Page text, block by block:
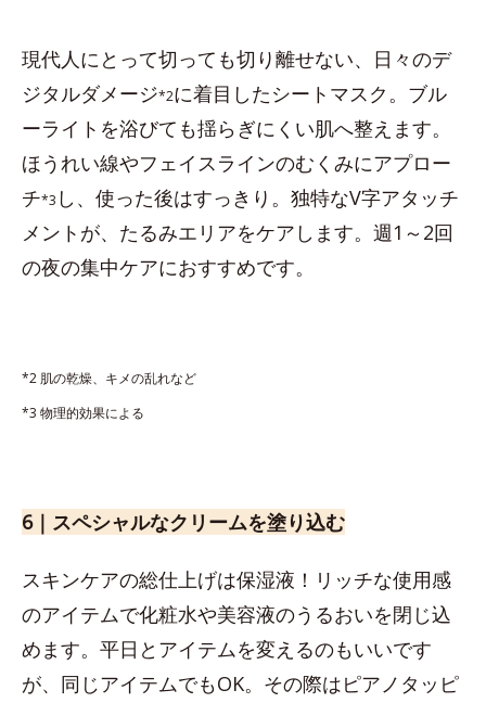
現代人にとって切っても切り離せない、日々のデ
ジタルダメージ*2に着目したシートマスク。ブル
ーライトを浴びても揺らぎにくい肌へ整えます。
ほうれい線やフェイスラインのむくみにアプロー
チ*3 し、使った後はすっきり。独特なV字アタッチ
メントが、たるみエリアをケアします。週1～2回
の夜の集中ケアにおすすめです。
*2 肌の乾燥、キメの乱れなど
*3 物理的効果による
6｜スペシャルなクリームを塗り込む
スキンケアの総仕上げは保湿液！リッチな使用感
のアイテムで化粧水や美容液のうるおいを閉じ込
めます。平日とアイテムを変えるのもいいです
が、同じアイテムでもOK。その際はピアノタッピ